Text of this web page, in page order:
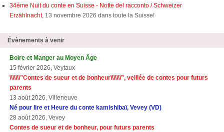
34ème Nuit du conte en Suisse - Notte del racconto / Schweizer
Erzählnacht, 13 novembre 2026 dans toute la Suisse!
Évènements à venir
Boire et Manger au Moyen Âge
15 février 2026, Veytaux
\\\\\\\”Contes de sueur et de bonheur\\\\\\\”, veillée de contes pour futurs
parents
13 août 2026, Villeneuve
Né pour lire et Heure du conte kamishibaï, Vevey (VD)
28 août 2026, Vevey
Contes de sueur et de bonheur, pour futurs parents